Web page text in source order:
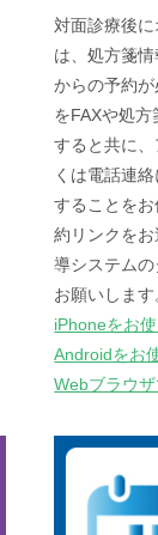
対面診療後
は、処方箋
からの予約
をFAXや処
すると共に
くは電話連
することを
約リンクを
導システム
お願いします
iPhoneをお
Androidをお
Webブラウ